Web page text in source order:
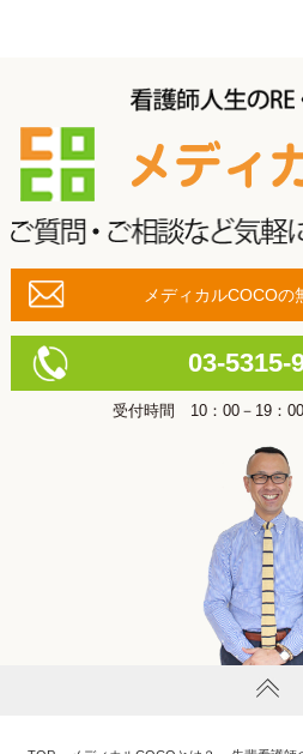
メディカルCOCOの
03-5315-
受付時間 10：00－19：00